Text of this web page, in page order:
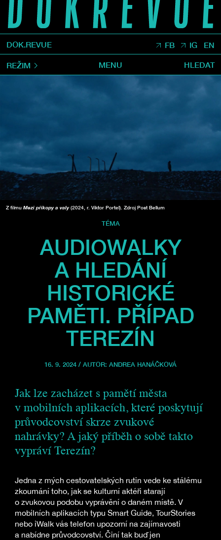
DOK.REVUE FB IG EN
REŽIM MENU HLEDAT
Z filmu Mezi příkopy a valy(2024, r. Viktor Portel). Zdroj Post Bellum
TÉMA
AUDIOWALKY
A HLEDÁNÍ
HISTORICKÉ
PAMĚTI. PŘÍPAD
TEREZÍN
16. 9. 2024 / AUTOR: ANDREA HANÁČKOVÁ
Jak lze zacházet s pamětí města
v mobilních aplikacích, které poskytují
průvodcovství skrze zvukové
nahrávky? A jaký příběh o sobě takto
vypráví Terezín?
Jedna z mých cestovatelských rutin vede ke stálému
zkoumání toho, jak se kulturní aktéři starají
o zvukovou podobu vyprávění o daném místě. V
mobilních aplikacích typu Smart Guide, TourStories
nebo iWalk vás telefon upozorní na zajímavosti
a nabídne průvodcovství. Činí tak buď jen